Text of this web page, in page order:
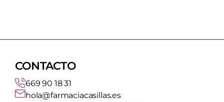
CONTACTO
669 90 18 31
hola@farmaciacasillas.es